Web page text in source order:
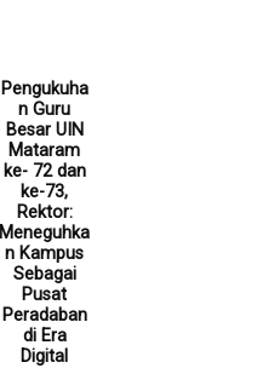
Pengukuha
n Guru
Besar UIN
Mataram
ke- 72 dan
ke-73,
Rektor:
Meneguhka
n Kampus
Sebagai
Pusat
Peradaban
di Era
Digital